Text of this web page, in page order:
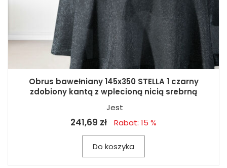
Obrus bawełniany 145x350 STELLA 1 czarny
zdobiony kantą z wplecioną nicią srebrną
Jest
241,69 zł Rabat: 15 %
Do koszyka